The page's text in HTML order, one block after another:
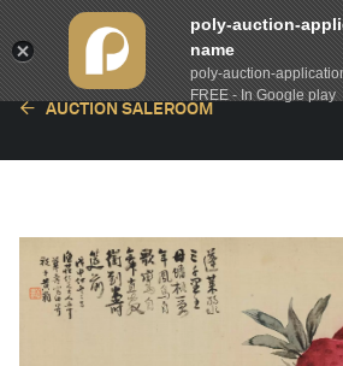
AUCTION SALEROOM
poly-auction-
name
poly-auction-
FREE - In Google play